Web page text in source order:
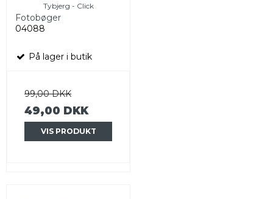
Tybjerg - Click
Fotobøger
04088
På lager i butik
99,00 DKK
49,00 DKK
VIS PRODUKT